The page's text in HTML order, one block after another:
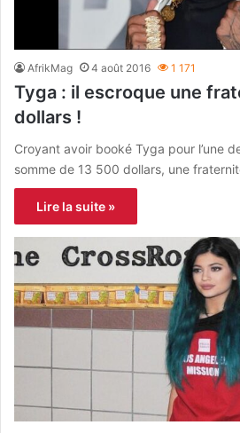
AfrikMag 4 août 2016 1 171
Tyga : il escroque une
dollars !
Croyant avoir booké Tyga pour l’une
somme de 13 500 dollars, une
Lire la suite »